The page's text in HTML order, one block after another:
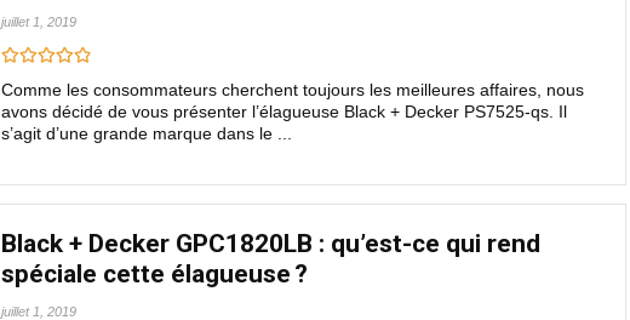
juillet 1, 2019
Comme les consommateurs cherchent toujours les meilleures affaires, nous
avons décidé de vous présenter l’élagueuse Black + Decker PS7525-qs. Il
s’agit d’une grande marque dans le ...
Black + Decker GPC1820LB : qu’est-ce qui rend
spéciale cette élagueuse ?
juillet 1, 2019